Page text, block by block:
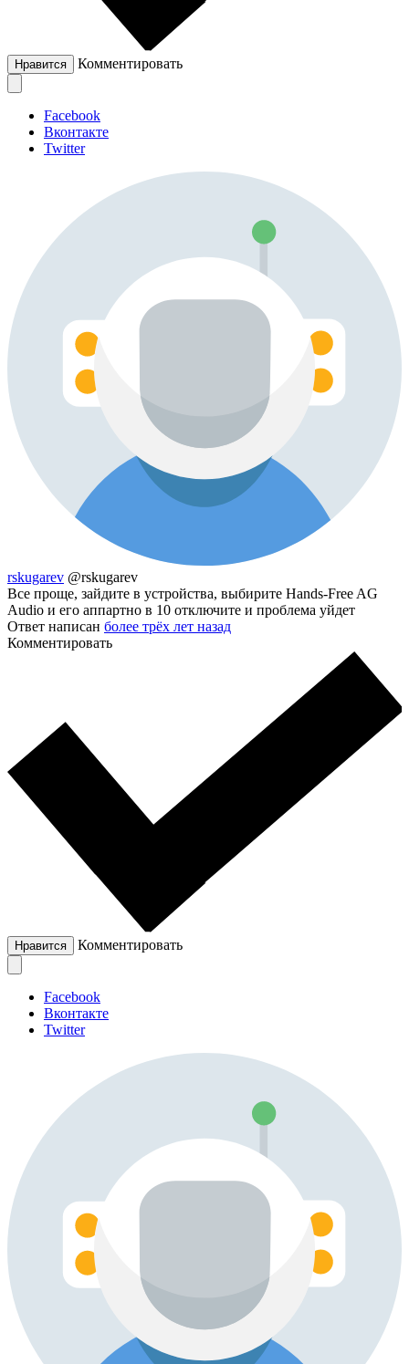
Нравится Комментировать
Facebook
Вконтакте
Twitter
rskugarev @rskugarev
Все проще, зайдите в устройства, выбирите Hands-Free AG
Audio и его аппартно в 10 отключите и проблема уйдет
Ответ написан более трёх лет назад
Комментировать
Нравится Комментировать
Facebook
Вконтакте
Twitter